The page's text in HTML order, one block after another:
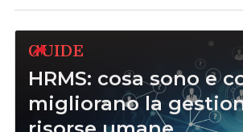
GUIDE
HRMS: cosa sono e
migliorano la